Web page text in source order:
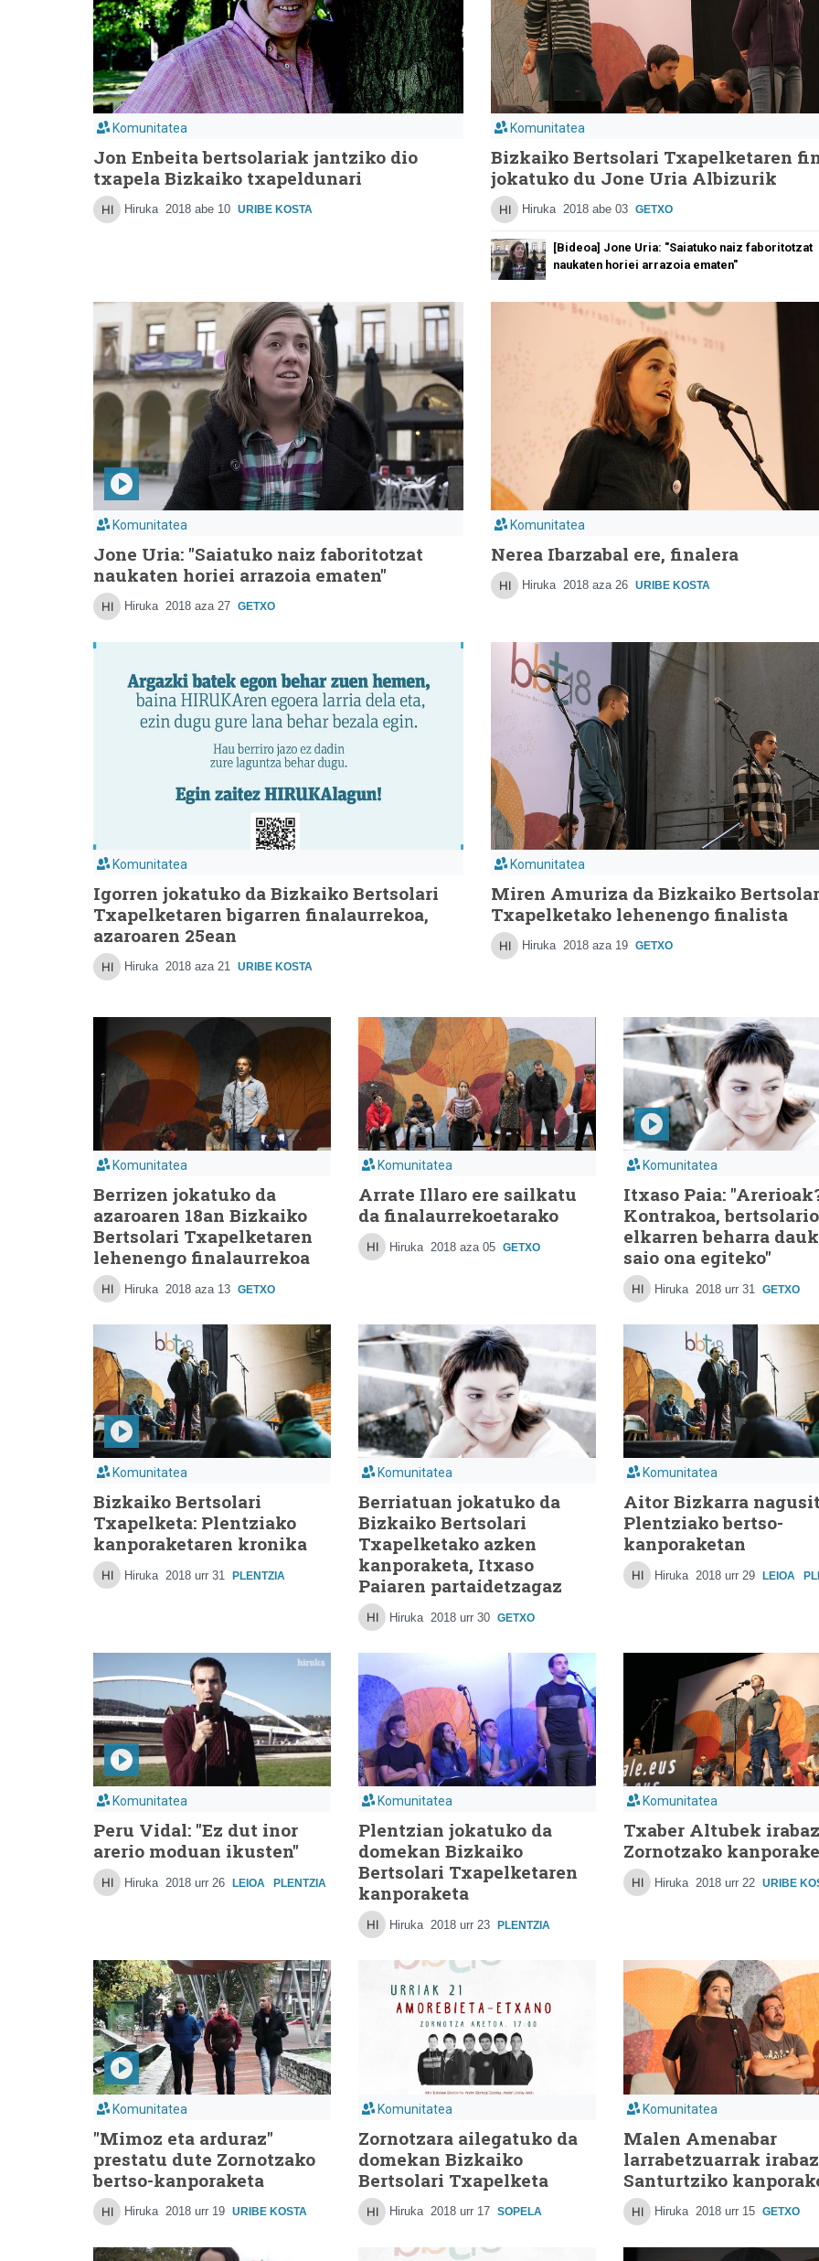
Komunitatea
Jon Enbeita bertsolariak jantziko dio
txapela Bizkaiko txapeldunari
Hiruka 2018 abe 10 URIBE KOSTA
Komunitatea
Bizkaiko Bertsolari Txapelketaren
jokatuko du Jone Uria Albizurik
Hiruka 2018 abe 03 GETXO
[Bideoa] Jone Uria: "Saiatuko naiz faboritotzat
naukaten horiei arrazoia ematen"
Komunitatea
Jone Uria: "Saiatuko naiz faboritotzat
naukaten horiei arrazoia ematen"
Hiruka 2018 aza 27 GETXO
Komunitatea
Nerea Ibarzabal ere, finalera
Hiruka 2018 aza 26 URIBE KOSTA
Komunitatea
Igorren jokatuko da Bizkaiko Bertsolari
Txapelketaren bigarren finalaurrekoa,
azaroaren 25ean
Hiruka 2018 aza 21 URIBE KOSTA
Komunitatea
Miren Amuriza da Bizkaiko
Txapelketako lehenengo finalista
Hiruka 2018 aza 19 GETXO
Komunitatea
Berrizen jokatuko da
azaroaren 18an Bizkaiko
Bertsolari Txapelketaren
lehenengo finalaurrekoa
Hiruka 2018 aza 13 GETXO
Komunitatea
Arrate Illaro ere sailkatu
da finalaurrekoetarako
Hiruka 2018 aza 05 GETXO
Komunitatea
Itxaso Paia:
Kontrakoa,
elkarren beharra
saio ona egiteko"
Hiruka 2018 urr 31 GETXO
Komunitatea
Bizkaiko Bertsolari
Txapelketa: Plentziako
kanporaketaren kronika
Hiruka 2018 urr 31 PLENTZIA
Komunitatea
Berriatuan jokatuko da
Bizkaiko Bertsolari
Txapelketako azken
kanporaketa, Itxaso
Paiaren partaidetzagaz
Hiruka 2018 urr 30 GETXO
Komunitatea
Aitor Bizkarra
Plentziako bertso-
kanporaketan
Hiruka 2018 urr 29 LEIOA
Komunitatea
Peru Vidal: "Ez dut inor
arerio moduan ikusten"
Hiruka 2018 urr 26 LEIOA PLENTZIA
Komunitatea
Plentzian jokatuko da
domekan Bizkaiko
Bertsolari Txapelketaren
kanporaketa
Hiruka 2018 urr 23 PLENTZIA
Komunitatea
Txaber Altubek
Zornotzako
Hiruka 2018 urr 22 URIBE
Komunitatea
"Mimoz eta arduraz"
prestatu dute Zornotzako
bertso-kanporaketa
Hiruka 2018 urr 19 URIBE KOSTA
Komunitatea
Zornotzara ailegatuko da
domekan Bizkaiko
Bertsolari Txapelketa
Hiruka 2018 urr 17 SOPELA
Komunitatea
Malen Amenabar
larrabetzuarrak
Santurtziko
Hiruka 2018 urr 15 GETXO